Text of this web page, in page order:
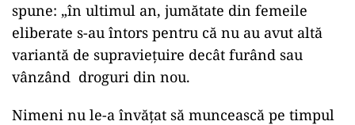
spune: „în ultimul an, jumătate din femeile
eliberate s-au întors pentru că nu au avut altă
variantă de supraviețuire decât furând sau
vânzând droguri din nou.
Nimeni nu le-a învățat să muncească pe timpul